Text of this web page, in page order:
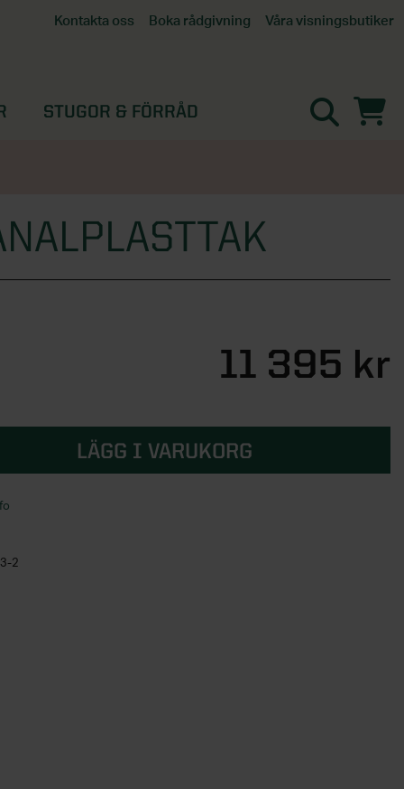
Kontakta oss Boka rådgivning Våra visningsbutiker
Göteborg
STUGOR & FÖRRÅD
11 395 kr
LÄGG I VARUKORG
2